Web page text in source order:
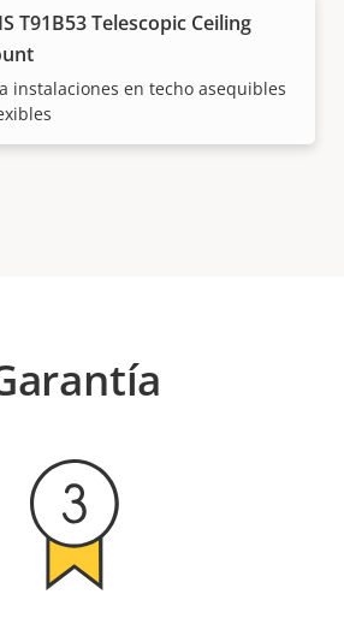
T91B53 Telescopic Ceiling
instalaciones en techo asequibles